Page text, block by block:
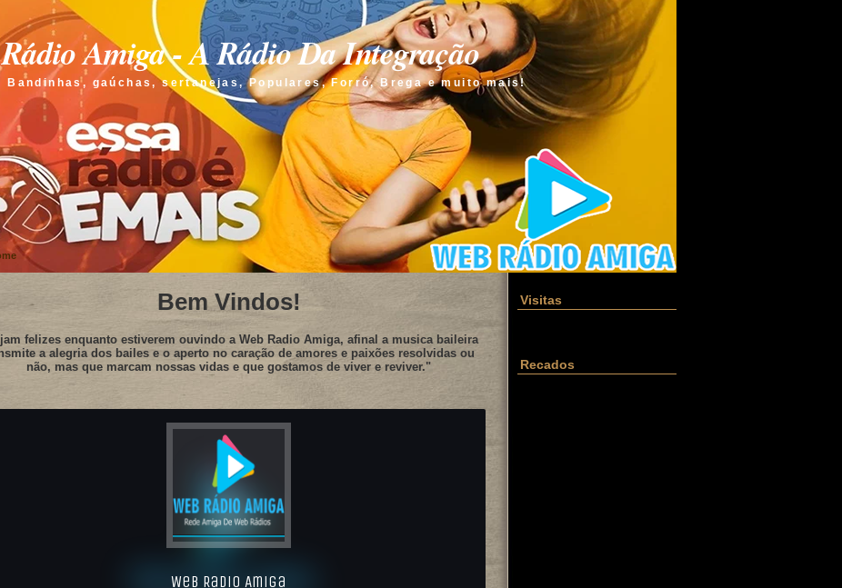
Amiga - A Rádio Da Integração
Bandinhas, gaúchas, sertanejas, Populares, Forró, Brega e muito mais!
Bem Vindos!
felizes enquanto estiverem ouvindo a Web Radio Amiga, afinal a musica baileira
a alegria dos bailes e o aperto no caração de amores e paixões resolvidas ou
não, mas que marcam nossas vidas e que gostamos de viver e reviver."
Visitas
Recados